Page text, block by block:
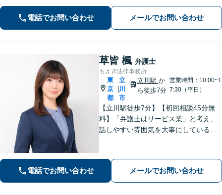
も承ります。リーズナブルな料金体系
をご提供しています。
電話でお問い合わせ メールでお問い合わせ
草皆 楓 弁護士
もえぎ法律事務所
東
京
都
立
川
市
立川駅 か
ら徒歩7分
営業時間：10:00~1
7:30（平日）
【立川駅徒歩7分】【初回相談45分無
料】「弁護士はサービス業」と考え、
話しやすい雰囲気を大事にしている事
を心がけています【離婚・男女問題／
相続・遺言／交通事故】
電話でお問い合わせ メールでお問い合わせ